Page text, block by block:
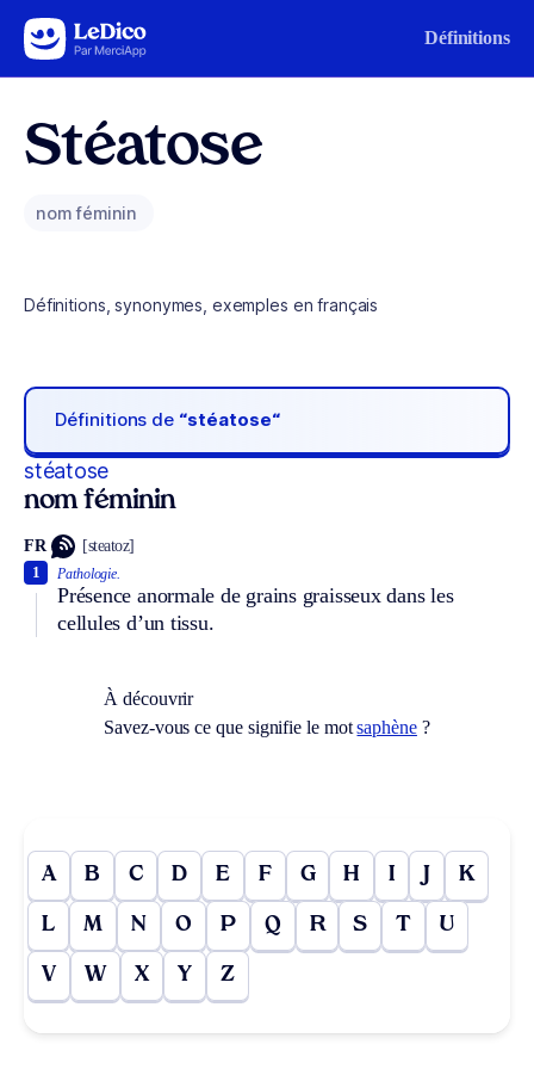
Aller au contenu Définitions
Stéatose
nom féminin
Définitions, synonymes, exemples en français
Définitions de “stéatose“
stéatose
nom féminin
FR [steatoz]
Pathologie.
Présence anormale de grains graisseux dans les
cellules d’un tissu.
1
À découvrir
Savez-vous ce que signifie le motsaphène?
A B C D E F G H I J K
L M N O P Q R S T U
V W X Y Z